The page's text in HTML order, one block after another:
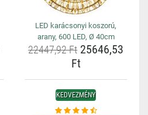
LED karácsonyi koszorú,
arany, 600 LED, Ø 40cm
22447,92 Ft25646,53
Ft
KEDVEZMÉNY